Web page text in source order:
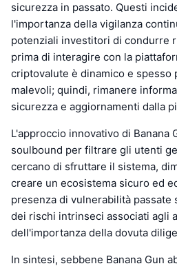
sicurezza in passato. Questi
l'importanza della vigilanza
potenziali investitori di condurre
prima di interagire con la
criptovalute è dinamico e spesso
malevoli; quindi, rimanere
sicurezza e aggiornamenti dalla
L'approccio innovativo di Banana
soulbound per filtrare gli utenti
cercano di sfruttare il sistema,
creare un ecosistema sicuro ed
presenza di vulnerabilità passate
dei rischi intrinseci associati agli
dell'importanza della dovuta
In sintesi, sebbene Banana Gun